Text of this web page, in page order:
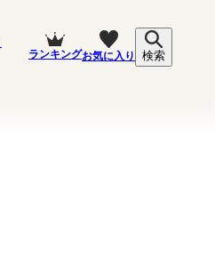
ランキングお気に入り 検索